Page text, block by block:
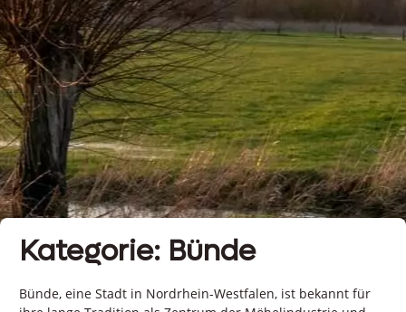
Kategorie: Bünde
Bünde, eine Stadt in Nordrhein-Westfalen, ist bekannt für